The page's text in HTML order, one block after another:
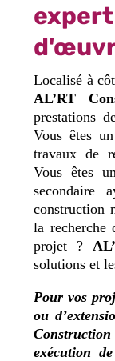
Localisé à
AL’RT
prestations
Vous êtes
travaux de
Vous êtes
secondaire
construction
la recherche
projet ?
solutions et
Pour vos
ou
Construction
exécution